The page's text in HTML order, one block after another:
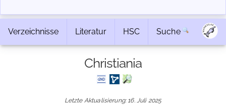
Verzeichnisse Literatur HSC Suche
Christiania
Letzte Aktualisierung: 16. Juli 2025